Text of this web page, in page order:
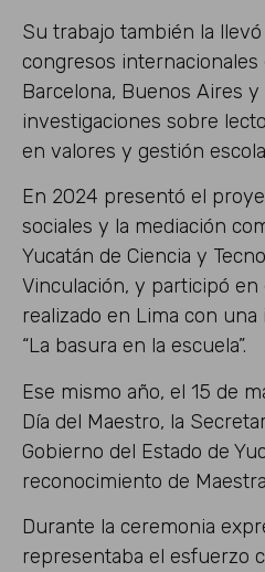
Su trabajo también la
congresos
Barcelona, Buenos Aires
investigaciones sobre
en valores y gestión
En 2024 presentó el
sociales y la mediación
Yucatán de Ciencia y
Vinculación, y participó
realizado en Lima con
“La basura en la escuela”.
Ese mismo año, el 15 de
Día del Maestro, la
Gobierno del Estado de
reconocimiento de
Durante la ceremonia
representaba el esfuerzo